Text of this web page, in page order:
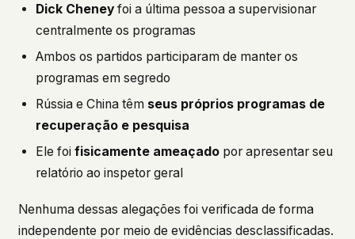
Dick Cheney foi a última pessoa a supervisionar
centralmente os programas
Ambos os partidos participaram de manter os
programas em segredo
Rússia e China têm seus próprios programas de
recuperação e pesquisa
Ele foi fisicamente ameaçado por apresentar seu
relatório ao inspetor geral
Nenhuma dessas alegações foi verificada de forma
independente por meio de evidências desclassificadas.